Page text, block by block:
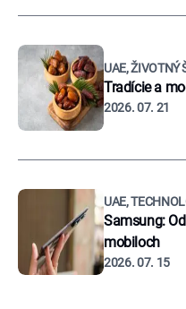
UAE, ŽIVOTNÝ
Tradície a
2026. 07. 21
UAE,
Samsung:
mobiloch
2026. 07. 15